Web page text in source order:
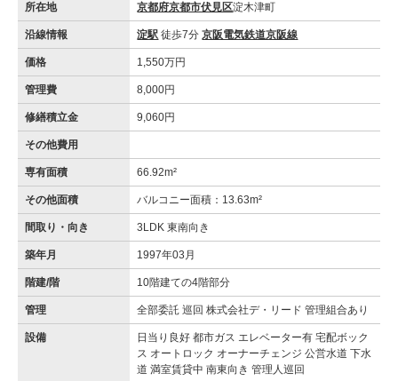
所在地 京都府京都市伏見区淀木津町
沿線情報 淀駅 徒歩7分京阪電気鉄道京阪線
価格 1,550万円
管理費 8,000円
修繕積立金 9,060円
その他費用
専有面積 66.92m²
その他面積 バルコニー面積：13.63m²
間取り・向き 3LDK 東南向き
築年月 1997年03月
階建/階 10階建ての4階部分
管理 全部委託 巡回 株式会社デ・リード 管理組合あり
設備
日当り良好 都市ガス エレベーター有 宅配ボック
ス オートロック オーナーチェンジ 公営水道 下水
道 満室賃貸中 南東向き 管理人巡回